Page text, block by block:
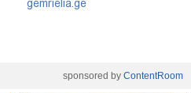
gemrielia.ge
sponsored by ContentRoom